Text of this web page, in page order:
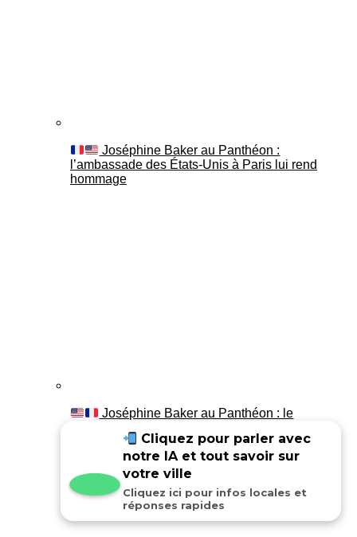
Joséphine Baker au Panthéon :
l’ambassade des États-Unis à Paris lui rend
hommage
Joséphine Baker au Panthéon : le
Cliquez pour parler avec
notre IA et tout savoir sur
votre ville
Cliquez ici pour infos locales et
réponses rapides